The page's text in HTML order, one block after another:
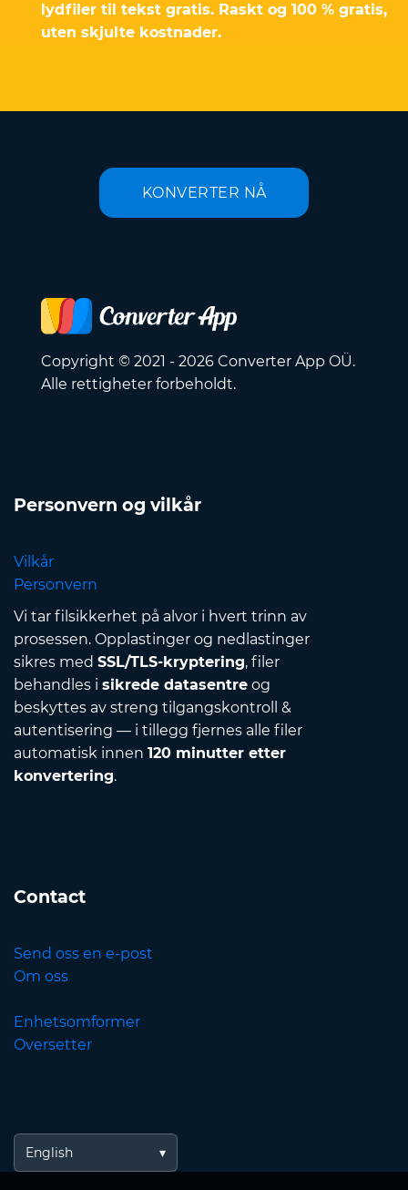
lydfiler til tekst gratis. Raskt og 100 % gratis,
uten skjulte kostnader.
KONVERTER NÅ
Copyright © 2021 - 2026 Converter App OÜ.
Alle rettigheter forbeholdt.
Personvern og vilkår
Vilkår
Personvern
Vi tar filsikkerhet på alvor i hvert trinn av
prosessen. Opplastinger og nedlastinger
sikres med SSL/TLS-kryptering, filer
behandles i sikrede datasentre og
beskyttes av streng tilgangskontroll &
autentisering — i tillegg fjernes alle filer
automatisk innen 120 minutter etter
konvertering.
Contact
Send oss en e-post
Om oss
Enhetsomformer
Oversetter
English